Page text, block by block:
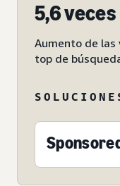
5,6 veces
Aumento de las
top de